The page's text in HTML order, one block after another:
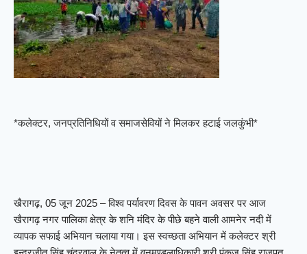
*कलेक्टर, जनप्रतिनिधियों व समाजसेवियों ने मिलकर हटाई जलकुंभी*
खैरागढ़, 05 जून 2025 – विश्व पर्यावरण दिवस के पावन अवसर पर आज
खैरागढ़ नगर पालिका क्षेत्र के शनि मंदिर के पीछे बहने वाली आमनेर नदी में
व्यापक सफाई अभियान चलाया गया। इस स्वच्छता अभियान में कलेक्टर श्री